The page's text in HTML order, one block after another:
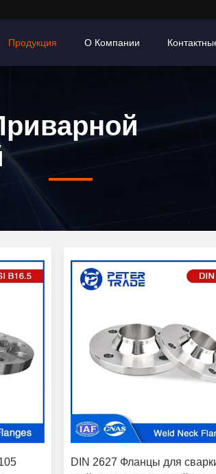
Продукция О Компании
DIN 2627 Фланцы для